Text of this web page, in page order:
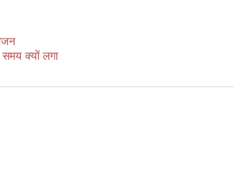
समय क्यों लगा